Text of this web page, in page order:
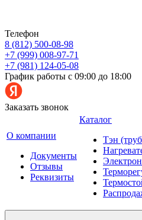
Телефон
8 (812) 500-08-98
+7 (999) 008-97-71
+7 (981) 124-05-08
График работы с 09:00 до 18:00
Заказать звонок
О компании
Документы
Отзывы
Реквизиты
Каталог
Тэн